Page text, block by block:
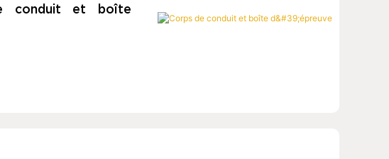
conduit et boîte